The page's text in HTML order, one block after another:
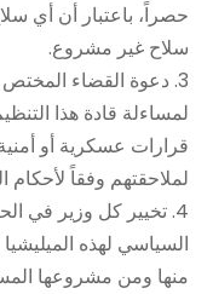
حصراً، باعتبار أن أي
سلاح غير مشروع.
3. دعوة القضاء
لمساءلة قادة هذا
قرارات عسكرية أو
لملاحقتهم وفقاً لأحكام
4. تخيير كل وزير في
السياسي لهذه
منها ومن مشروعها